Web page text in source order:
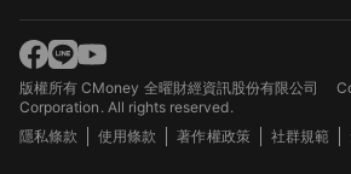
版權所有 CMoney 全曜財經資訊股份有限公司
Corporation. All rights reserved.
隱私條款
使用條款 著作權政策 社群規範